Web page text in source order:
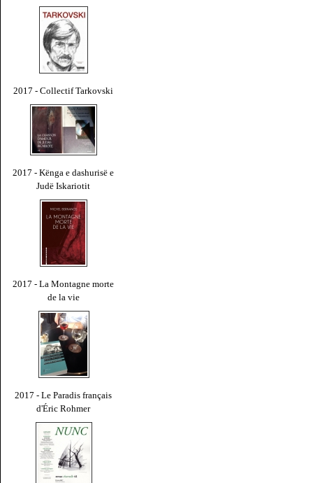
2017 - Collectif Tarkovski
2017 - Kënga e dashurisë e
Judë Iskariotit
2017 - La Montagne morte
de la vie
2017 - Le Paradis français
d'Éric Rohmer